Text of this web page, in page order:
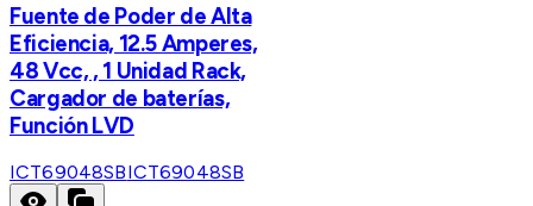
Fuente de Poder de Alta
Eficiencia, 12.5 Amperes,
48 Vcc, , 1 Unidad Rack,
Cargador de baterías,
Función LVD
ICT69048SBICT69048SB